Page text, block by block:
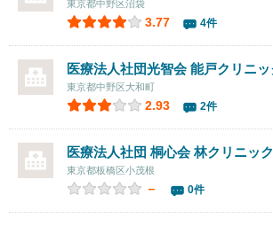
東京都中野区沼袋
3.77 4件
医療法人社団光智会能戸クリニッ
東京都中野区大和町
2.93 2件
医療法人社団 桐心会 林クリニック
東京都板橋区小茂根
－ 0件